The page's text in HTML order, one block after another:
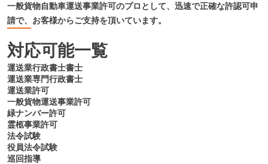
一般貨物自動車運送事業許可のプロとして、迅速で正確な許認可申
請で、お客様からご支持を頂いています。
対応可能一覧
運送業行政書士書士
運送業専門行政書士
運送業許可
一般貨物運送事業許可
緑ナンバー許可
霊柩事業許可
法令試験
役員法令試験
巡回指導